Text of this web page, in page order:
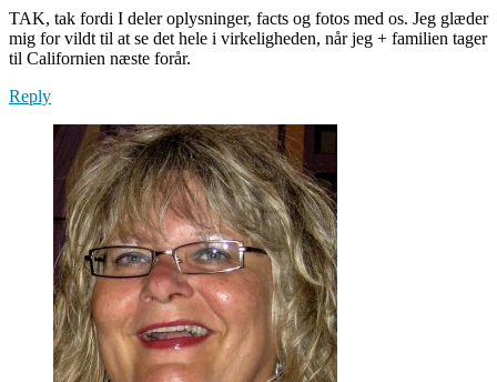
TAK, tak fordi I deler oplysninger, facts og fotos med os. Jeg glæder
mig for vildt til at se det hele i virkeligheden, når jeg + familien tager
til Californien næste forår.
Reply